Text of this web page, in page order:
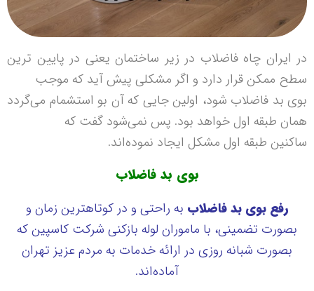
در ایران چاه فاضلاب در زیر ساختمان یعنی در پایین ترین
سطح ممکن قرار دارد و اگر مشکلی پیش آید که موجب
بوی بد فاضلاب شود، اولین جایی که آن بو استشمام می‌گردد
همان طبقه اول خواهد بود. پس نمی‌شود گفت که
ساکنین طبقه اول مشکل ایجاد نموده‌اند.
بوی بد فاضلاب
رفع بوی بد فاضلاب به راحتی و در کوتاهترین زمان و
بصورت تضمینی، با ماموران لوله بازکنی شرکت کاسپین که
بصورت شبانه روزی در ارائه خدمات به مردم عزیز تهران
آماده‌اند.